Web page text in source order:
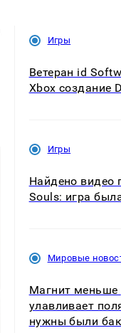
Игры
Ветеран id
Xbox создание
Игры
Найдено видео
Souls: игра
Мировые
Магнит меньше
улавливает
нужны были